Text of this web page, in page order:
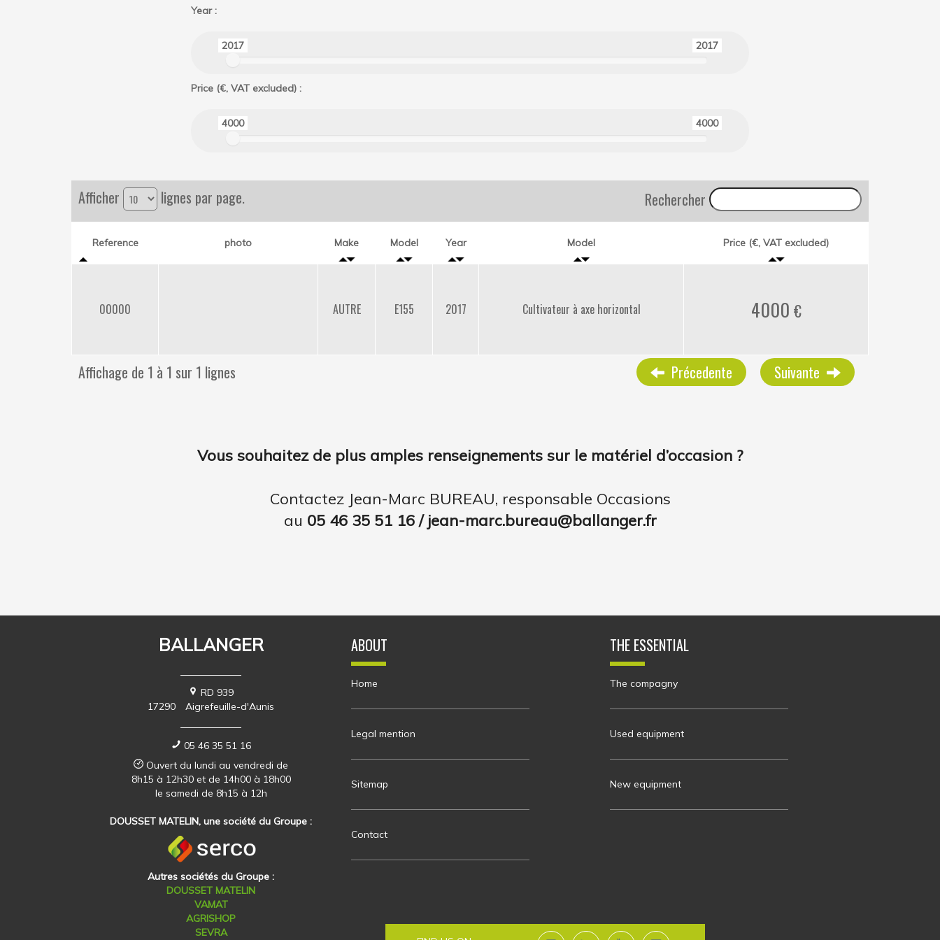
Year :
2017 2017
Price (€, VAT excluded) :
4000 4000
Afficher lignes par page. Rechercher
Reference photo Make Model Year Model Price (€, VAT excluded)
00000 AUTRE E155 2017 Cultivateur à axe horizontal 4000
Affichage de 1 à 1 sur 1 lignes Précedente Suivante
Vous souhaitez de plus amples renseignements sur le matériel d’occasion ?
Contactez Jean-Marc BUREAU, responsable Occasions
au 05 46 35 51 16 / jean-marc.bureau@ballanger.fr
BALLANGER
RD 939
17290
Aigrefeuille-d'Aunis
05 46 35 51 16
Ouvert du lundi au vendredi de
8h15 à 12h30 et de 14h00 à 18h00
le samedi de 8h15 à 12h
DOUSSET MATELIN, une société du Groupe :
Autres sociétés du Groupe :
DOUSSET MATELIN
VAMAT
AGRISHOP
SEVRA
ABOUT
Home
Legal mention
Sitemap
Contact
THE ESSENTIAL
The compagny
Used equipment
New equipment